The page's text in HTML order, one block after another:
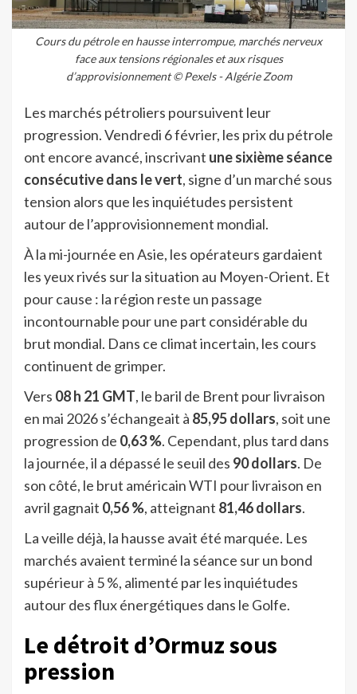
Cours du pétrole en hausse interrompue, marchés nerveux
face aux tensions régionales et aux risques
d’approvisionnement © Pexels - Algérie Zoom
Les marchés pétroliers poursuivent leur
progression. Vendredi 6 février, les prix du pétrole
ont encore avancé, inscrivant une sixième séance
consécutive dans le vert, signe d’un marché sous
tension alors que les inquiétudes persistent
autour de l’approvisionnement mondial.
À la mi-journée en Asie, les opérateurs gardaient
les yeux rivés sur la situation au Moyen-Orient. Et
pour cause : la région reste un passage
incontournable pour une part considérable du
brut mondial. Dans ce climat incertain, les cours
continuent de grimper.
Vers 08 h 21 GMT, le baril de Brent pour livraison
en mai 2026 s’échangeait à 85,95 dollars, soit une
progression de 0,63 %. Cependant, plus tard dans
la journée, il a dépassé le seuil des 90 dollars. De
son côté, le brut américain WTI pour livraison en
avril gagnait 0,56 %, atteignant 81,46 dollars.
La veille déjà, la hausse avait été marquée. Les
marchés avaient terminé la séance sur un bond
supérieur à 5 %, alimenté par les inquiétudes
autour des flux énergétiques dans le Golfe.
Le détroit d’Ormuz sous
pression